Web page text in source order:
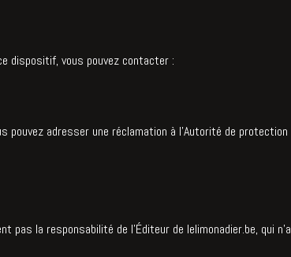
dispositif, vous pouvez contacter :
adresser une réclamation à l’Autorité de protection
la responsabilité de l’Éditeur de lelimonadier.be, qui n’a